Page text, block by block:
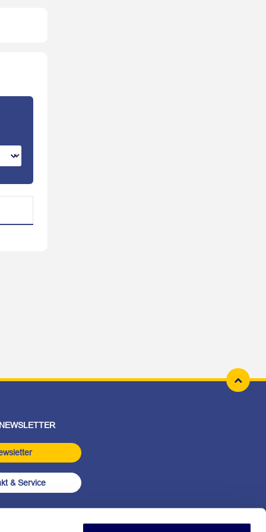
& Service